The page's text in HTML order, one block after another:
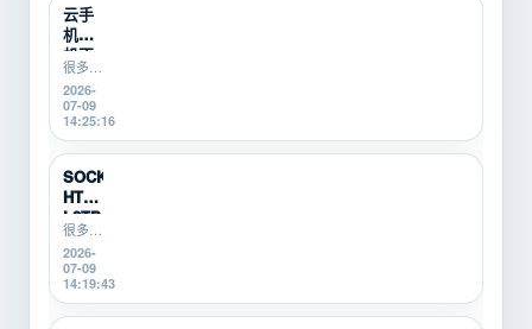
云手
机挂
机不
稳定
怎么
办？
游戏
搬砖
新
手...
很多游
戏搬
砖、游
戏打金
新手在
使用云
手机挂
机时，
会遇到
掉线、
卡顿、
登录异
常、运
等问
2026-
07-09
14:25:16
SOCKS5、
HTTP、
L2TP/P...
很多游
戏搬
砖、游
戏打
金、多
开挂机
2026-
07-09
14:19:43